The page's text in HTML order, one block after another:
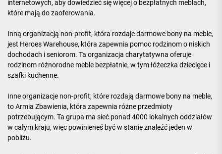
internetowych, aby dowiedzieć się więcej o bezpłatnych meblach,
które mają do zaoferowania.
Inną organizacją non-profit, która rozdaje darmowe bony na meble,
jest Heroes Warehouse, która zapewnia pomoc rodzinom o niskich
dochodach i seniorom. Ta organizacja charytatywna oferuje
rodzinom różnorodne meble bezpłatnie, w tym łóżeczka dziecięce i
szafki kuchenne.
Inne organizacje non-profit, które rozdają darmowe bony na meble,
to Armia Zbawienia, która zapewnia różne przedmioty
potrzebującym. Ta grupa ma sieć ponad 4000 lokalnych oddziałów
w całym kraju, więc powinieneś być w stanie znaleźć jeden w
pobliżu.